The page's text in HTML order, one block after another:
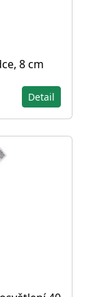
8 cm
Detail